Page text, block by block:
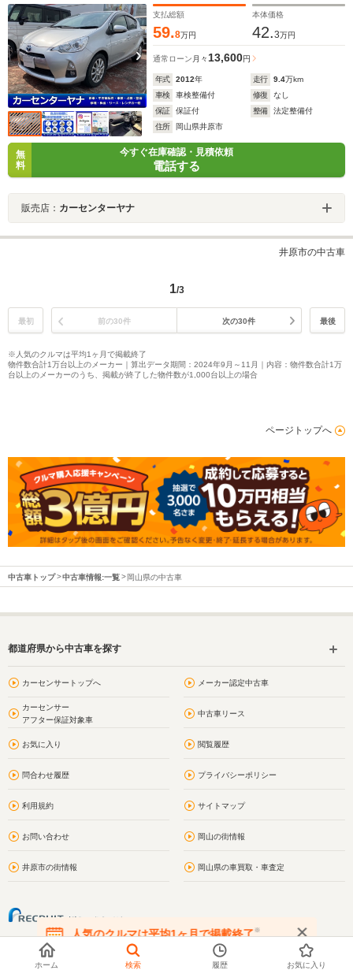
支払総額
59.8万円
本体価格
42.3万円
通常ローン 月々13,600円
年式 2012年 走行 9.4万km
車検
車検整備付 修復
なし
保証
保証付 整備
法定整備付
住所
岡山県井原市
無
料
今すぐ在庫確認・見積依頼
電話する
販売店： カーセンターヤナ
井原市の中古車
1/3
最初 前の30件 次の30件 最後
※人気のクルマは平均1ヶ月で掲載終了
物件数合計1万台以上のメーカー｜算出データ期間：2024年9月～11月｜内容：物件数合計1万
台以上のメーカーのうち、掲載が終了した物件数が1,000台以上の場合
ページトップへ
中古車トップ 中古車情報:一覧 岡山県の中古車
都道府県から中古車を探す
カーセンサートップへ メーカー認定中古車
カーセンサー
アフター保証対象車
中古車リース
お気に入り 閲覧履歴
問合わせ履歴 プライバシーポリシー
利用規約 サイトマップ
お問い合わせ 岡山の街情報
井原市の街情報 岡山県の車買取・車査定
人気のクルマは平均1ヶ月で掲載終了※
在庫が無くなる前にお問い合わせください
ホーム 検索 履歴 お気に入り